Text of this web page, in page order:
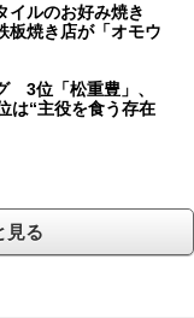
イルのお好み焼き
板焼き店が「オモウ
3位「松重豊」、
は“主役を食う存在
見る